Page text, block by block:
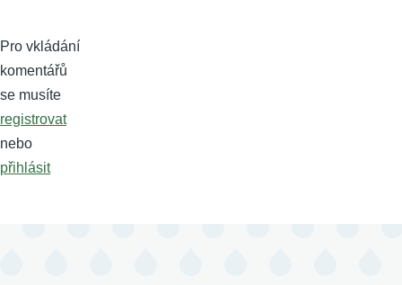
Pro vkládání
komentářů
se musíte
registrovat
nebo
přihlásit